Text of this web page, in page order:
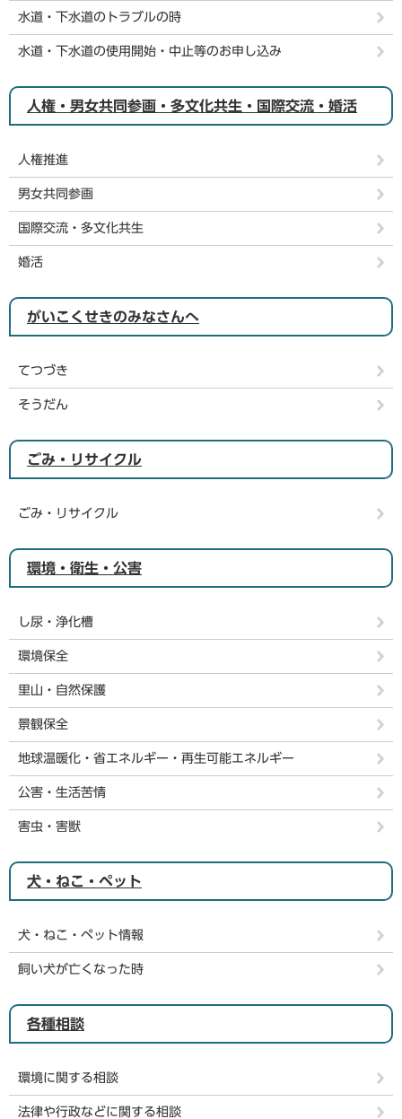
水道・下水道のトラブルの時
水道・下水道の使用開始・中止等のお申し込み
人権・男女共同参画・多文化共生・国際交流・婚活
人権推進
男女共同参画
国際交流・多文化共生
婚活
がいこくせきのみなさんへ
てつづき
そうだん
ごみ・リサイクル
ごみ・リサイクル
環境・衛生・公害
し尿・浄化槽
環境保全
里山・自然保護
景観保全
地球温暖化・省エネルギー・再生可能エネルギー
公害・生活苦情
害虫・害獣
犬・ねこ・ペット
犬・ねこ・ペット情報
飼い犬が亡くなった時
各種相談
環境に関する相談
法律や行政などに関する相談